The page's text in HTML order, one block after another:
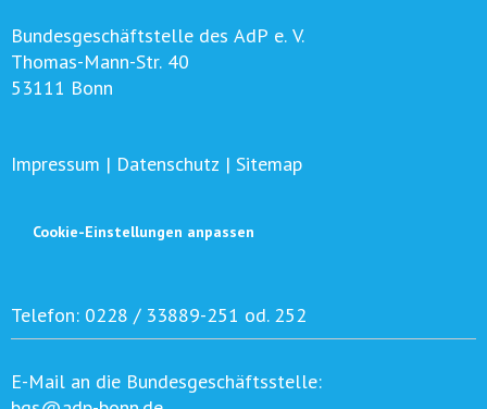
Bundesgeschäftstelle des AdP e. V.
Thomas-Mann-Str. 40
53111 Bonn
Impressum | Datenschutz | Sitemap
Cookie-Einstellungen anpassen
Telefon: 0228 / 33889-251 od. 252
E-Mail an die Bundesgeschäftsstelle: